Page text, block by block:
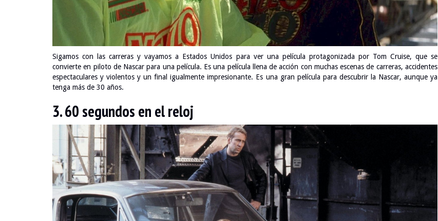
Sigamos con las carreras y vayamos a Estados Unidos para ver una película protagonizada por Tom Cruise, que se
convierte en piloto de Nascar para una película. Es una película llena de acción con muchas escenas de carreras, accidentes
espectaculares y violentos y un final igualmente impresionante. Es una gran película para descubrir la Nascar, aunque ya
tenga más de 30 años.
3. 60 segundos en el reloj